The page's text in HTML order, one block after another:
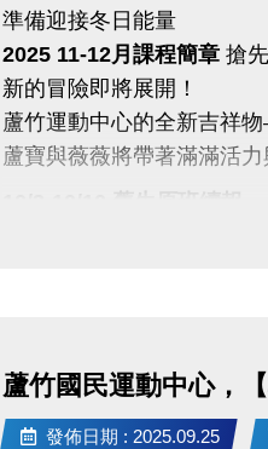
準備迎接冬日能量
2025 11-12月課程簡章搶
新的冒險即將展開！
蘆竹運動中心的全新吉祥
蘆寶與薇薇將帶著滿滿活
且開班成功，無中途退費
10/11-10/31 不分新舊生
蘆竹國民運動中心，
發佈日期 : 2025.09.25